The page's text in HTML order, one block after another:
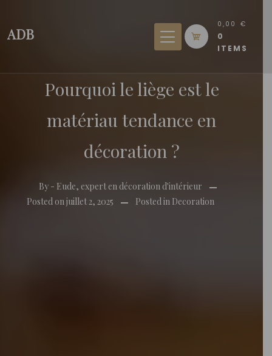
content
ADB
0,00 €
0
ITEMS
Pourquoi le liège est le
matériau tendance en
décoration ?
By - Eude, expert en décoration d'intérieur
Posted onjuillet 2, 2025 Posted in Decoration